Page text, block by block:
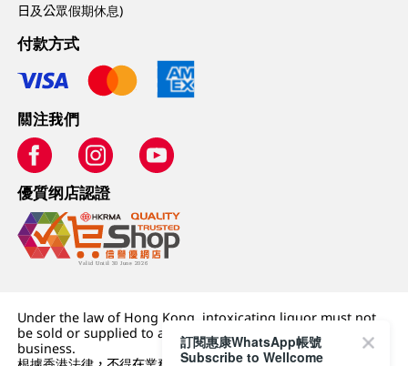
日及公眾假期休息)
付款方式
關注我們
優質纲店認證
Under the law of Hong Kong, intoxicating liquor must not
be sold or supplied to a minor (under 18) in the course of
business.
訂閱惠康WhatsApp帳號
Subscribe to Wellcome